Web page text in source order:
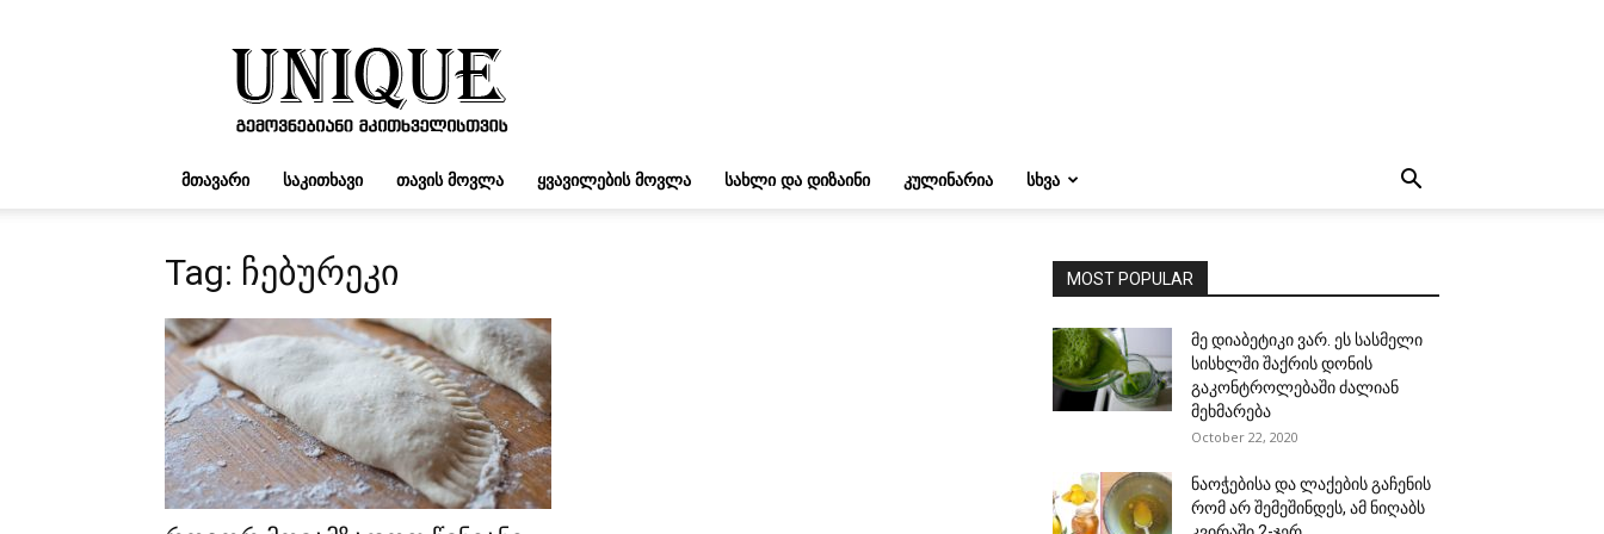
UNIQUE.GE
ᲛᲗᲐᲕᲐᲠᲘ ᲡᲐᲙᲘᲗᲮᲐᲕᲘ ᲗᲐᲕᲘᲡ ᲛᲝᲕᲚᲐ ᲧᲕᲐᲕᲘᲚᲔᲑᲘᲡ ᲛᲝᲕᲚᲐ ᲡᲐᲮᲚᲘ ᲓᲐ ᲓᲘᲖᲐᲘᲜᲘ ᲙᲣᲚᲘᲜᲐᲠᲘᲐ ᲡᲮᲕᲐ
Tag: ჩებურეკი MOST POPULAR
მე დიაბეტიკი ვარ. ეს სასმელი
სისხლში შაქრის დონის
გაკონტროლებაში ძალიან
მეხმარება
October 22, 2020
ნაოჭებისა და ლაქების გაჩენის
რომ არ შემეშინდეს, ამ ნიღაბს